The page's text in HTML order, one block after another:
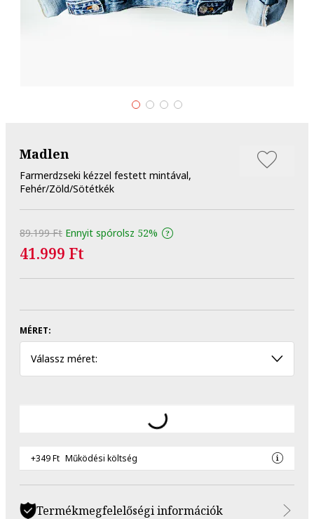
Madlen
Farmerdzseki kézzel festett mintával,
Fehér/Zöld/Sötétkék
89.199 Ft Ennyit spórolsz 52%
41.999 Ft
MÉRET:
Válassz méret:
+349 Ft Működési költség
Termékmegfelelőségi információk